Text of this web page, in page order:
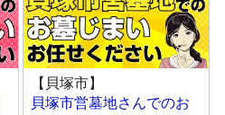
【貝塚市】
貝塚市営墓地さんでのお